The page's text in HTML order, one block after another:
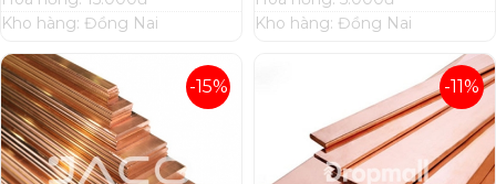
Kho hàng: Đồng Nai
Kho hàng: Đồng Nai
-15% -11%